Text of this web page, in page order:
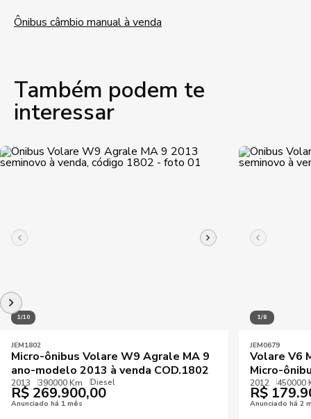
Ônibus câmbio manual à venda
Também podem te
interessar
1/10
JEM1802
Micro-ônibus Volare W9 Agrale MA 9
ano-modelo 2013 à venda COD.1802
2013 390000 Km Diesel
R$ 269.900,00
Anunciado há 1 mês
1/8
JEM0679
Volare V6
Micro-
2012 450000
R$
Anunciado há 2